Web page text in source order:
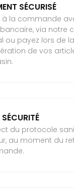
SÉCURISÉ
à la commande
via notre
ou payez lors de la
de vos
du protocole
au moment du